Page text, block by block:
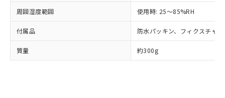
周囲湿度範囲 使用時: 25～85%RH
付属品 防水パッキン、フィクスチャ
質量 約300g
お客様が当ウェブサイト上で当社にご
登録された部品リストについて、当社
および当社の共同利用者が、当社の製
品・サービスに関するお客様との取
引・商談に必要な範囲で利用すること
※3 非含有証明書ダウンロード
下記の非含有証明書をダウンロードするこ
い合わせください。
キャンセル